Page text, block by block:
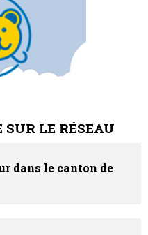
SUR LE RÉSEAU
dans le canton de